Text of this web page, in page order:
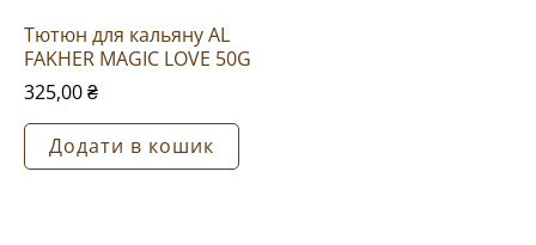
Тютюн для кальяну AL
FAKHER MAGIC LOVE 50G
325,00₴
Додати в кошик